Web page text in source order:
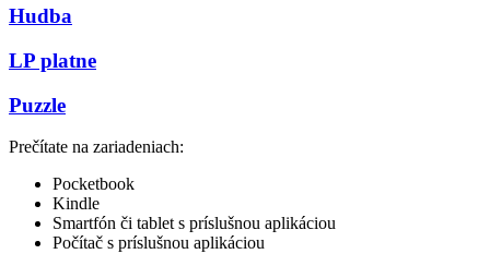
Hudba
LP platne
Puzzle
Prečítate na zariadeniach:
Pocketbook
Kindle
Smartfón či tablet s príslušnou aplikáciou
Počítač s príslušnou aplikáciou